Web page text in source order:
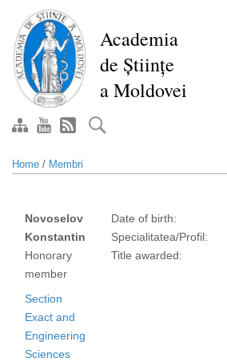
main
content
Academia
de Științe
a Moldovei
Home / Membri
Novoselov
Konstantin
Honorary
member
Date of birth:
Specialitatea/Profil:
Title awarded:
Section
Exact and
Engineering
Sciences